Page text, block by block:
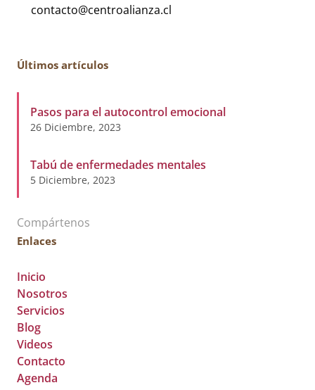
Últimos artículos
Pasos para el autocontrol emocional
26 Diciembre, 2023
Tabú de enfermedades mentales
5 Diciembre, 2023
Compártenos
Enlaces
Inicio
Nosotros
Servicios
Blog
Videos
Contacto
Agenda